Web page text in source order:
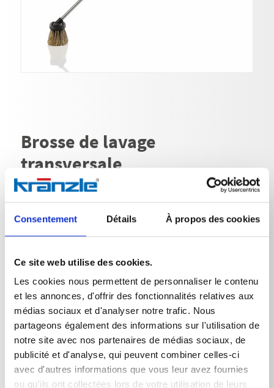
Consentement Détails À propos des cookies
Ce site web utilise des cookies.
Les cookies nous permettent de personnaliser le contenu
et les annonces, d'offrir des fonctionnalités relatives aux
médias sociaux et d'analyser notre trafic. Nous
partageons également des informations sur l'utilisation de
notre site avec nos partenaires de médias sociaux, de
publicité et d'analyse, qui peuvent combiner celles-ci
avec d'autres informations que vous leur avez fournies
ou qu'ils ont collectées lors de votre utilisation de leurs
Brosse de lavage
transversale
N° de réf. 128063
Brosse à laver en poils naturels pour un nettoyage en
douceur des surfaces sensibles. A partir de 1000 mm de
plastique. Variantes : 500 / 1000 / 1250 / 1500 mm de
brosse : 240 x 90 mm
Données techniques